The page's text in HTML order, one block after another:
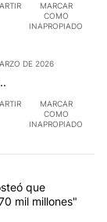
MARCAR
COMO
INAPROPIADO
DE 2026
MARCAR
COMO
INAPROPIADO
en los
para 'atajar'
que
mil millones"